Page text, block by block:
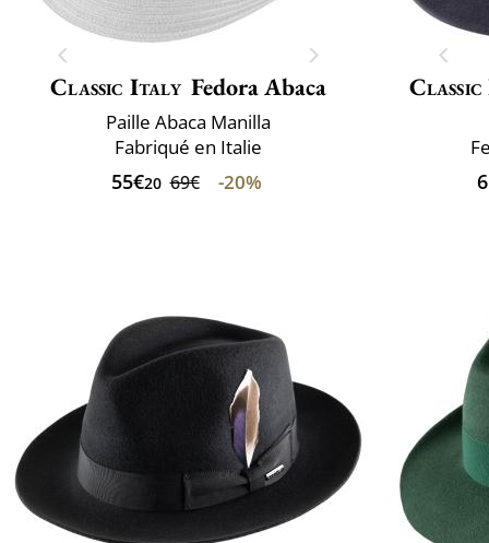
Classic Italy Fedora Abaca
Paille Abaca Manilla
Fabriqué en Italie
55€20 69€ -20%